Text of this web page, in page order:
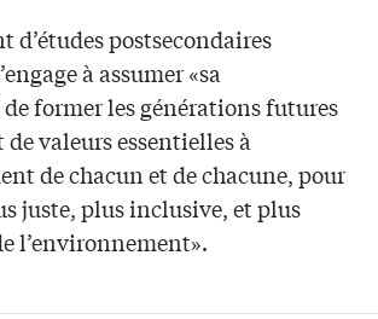
d’études postsecondaires
à assumer «sa
former les générations futures
de valeurs essentielles à
de chacun et de chacune, pour
juste, plus inclusive, et plus
l’environnement».